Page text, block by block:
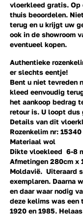
Authentieke
er slechts eentje!
Bent u niet tevreden
kleed eenvoudig
het aankoop bedrag
retour is. U loopt dus
Details van dit
Rozenkelim nr: 15340
Materiaal wol
Dikte vloekleed 6-8
Afmetingen 280cm x
Moldavië. Uiteraard
exemplaren. Daarna
en daar waar nodig
deze kelims was een
1920 en 1985.
vloerkleed gratis. Op
thuis beoordelen.
terug en u krijgt uw
ook in de showroom
eventueel kopen.